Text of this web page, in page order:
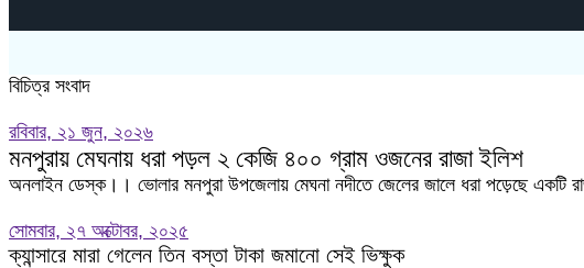
বিচিত্র সংবাদ
রবিবার, ২১ জুন, ২০২৬
মনপুরায় মেঘনায় ধরা পড়ল ২ কেজি ৪০০ গ্রাম ওজনের রাজা ইলিশ
অনলাইন ডেস্ক।। ভোলার মনপুরা উপজেলায় মেঘনা নদীতে জেলের জালে ধরা পড়েছে একটি
সোমবার, ২৭ অক্টোবর, ২০২৫
ক্যান্সারে মারা গেলেন তিন বস্তা টাকা জমানো সেই ভিক্ষুক